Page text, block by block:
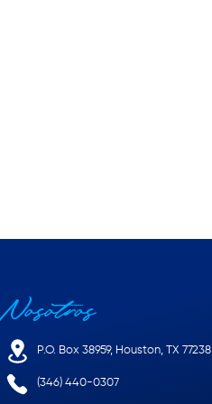
Nosotros
P.O. Box 38959, Houston, TX 77238
(346) 440-0307